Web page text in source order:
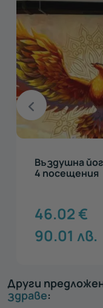
Въздушна
4 посещения
46.02€
90.01 лв.
Други
здраве: